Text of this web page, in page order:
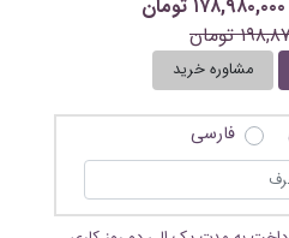
تومان
مشاوره خرید
فارسی